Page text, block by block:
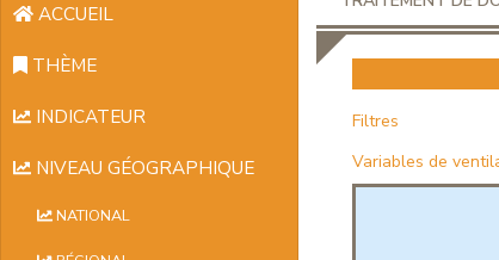
ACCUEIL
THÈME
INDICATEUR
NIVEAU GÉOGRAPHIQUE
NATIONAL
Filtres
Variables de